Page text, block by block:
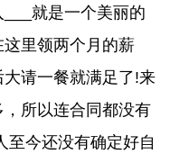
就是一个美丽的
里领两个月的薪
请一餐就满足了!来
所以连合同都没有
至今还没有确定好自